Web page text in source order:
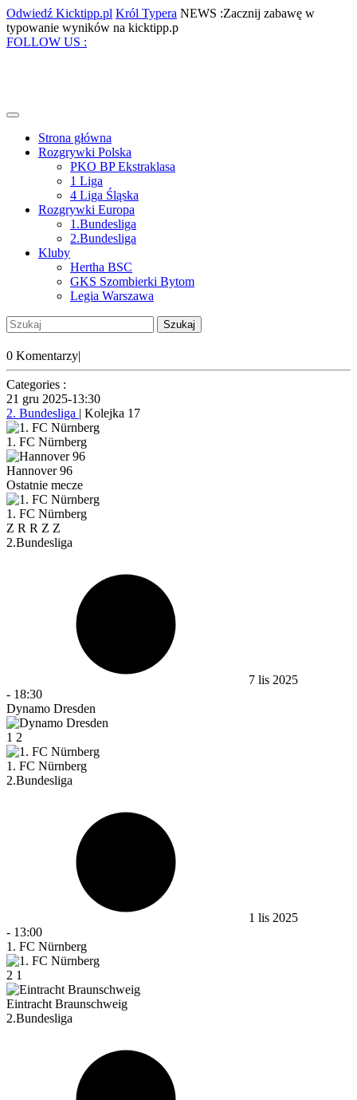
Skip
to
content
Odwiedź Kicktipp.pl Odwiedź
Kicktipp.pl
Król Typera Król
Typera
NEWS :Zacznij zabawę w
typowanie wyników na kicktipp.pZacznij
FOLLOW US :
Open
Strona główna
Rozgrywki Polska
PKO BP Ekstraklasa
1 Liga
4 Liga Śląska
Rozgrywki Europa
1.Bundesliga
2.Bundesliga
Kluby
Hertha BSC
GKS Szombierki Bytom
Legia Warszawa
Close
Menu
Szukaj:
Account
0 Komentarzy|
Categories :
21 gru 2025-13:30
2. Bundesliga | Kolejka 17
1. FC Nürnberg
Hannover 96
Ostatnie mecze
1. FC Nürnberg
Z R R Z Z
2.Bundesliga
7 lis 2025
- 18:30
Dynamo Dresden
1 2
1. FC Nürnberg
2.Bundesliga
1 lis 2025
- 13:00
1. FC Nürnberg
2 1
Eintracht Braunschweig
2.Bundesliga